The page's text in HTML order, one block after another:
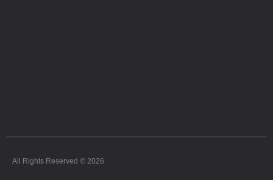
All Rights Reserved © 2026